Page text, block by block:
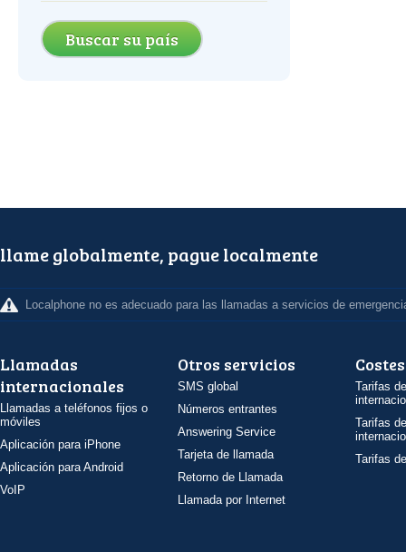
Buscar su país
llame globalmente, pague localmente
Localphone no es adecuado para las llamadas a servicios de
Llamadas
internacionales
Llamadas a teléfonos fijos o
móviles
Aplicación para iPhone
Aplicación para Android
VoIP
Otros servicios
SMS global
Números entrantes
Answering Service
Tarjeta de llamada
Retorno de Llamada
Llamada por Internet
Costes
Tarifas
Tarifas
Tarifas